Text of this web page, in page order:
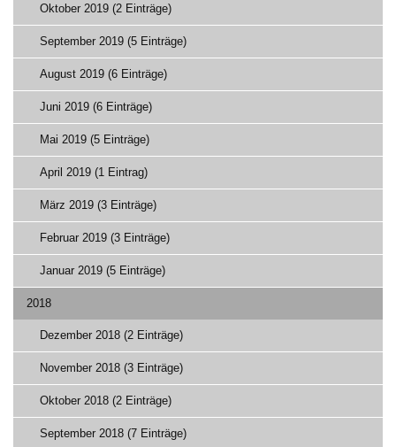
Oktober 2019 (2 Einträge)
September 2019 (5 Einträge)
August 2019 (6 Einträge)
Juni 2019 (6 Einträge)
Mai 2019 (5 Einträge)
April 2019 (1 Eintrag)
März 2019 (3 Einträge)
Februar 2019 (3 Einträge)
Januar 2019 (5 Einträge)
2018
Dezember 2018 (2 Einträge)
November 2018 (3 Einträge)
Oktober 2018 (2 Einträge)
September 2018 (7 Einträge)